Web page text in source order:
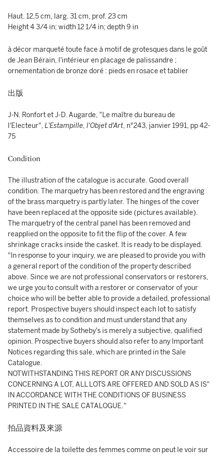
Haut. 12,5 cm, larg. 31 cm, prof. 23 cm
Height 4 3/4 in; width 12 1/4 in; depth 9 in
à décor marqueté toute face à motif de grotesques dans le goût
de Jean Bérain, l'intérieur en placage de palissandre ;
ornementation de bronze doré : pieds en rosace et tablier
出版
J-N. Ronfort et J-D. Augarde, "Le maître du bureau de
l'Electeur", L'Estampille, l'Objet d'Art, n°243, janvier 1991, pp 42-
75
Condition
The illustration of the catalogue is accurate. Good overall
condition. The marquetry has been restored and the engraving
of the brass marquetry is partly later. The hinges of the cover
have been replaced at the opposite side (pictures available).
The marquetry of the central panel has been removed and
reapplied on the opposite to fit the flip of the cover. A few
shrinkage cracks inside the casket. It is ready to be displayed.
"In response to your inquiry, we are pleased to provide you with
a general report of the condition of the property described
above. Since we are not professional conservators or restorers,
we urge you to consult with a restorer or conservator of your
choice who will be better able to provide a detailed, professional
report. Prospective buyers should inspect each lot to satisfy
themselves as to condition and must understand that any
statement made by Sotheby's is merely a subjective, qualified
opinion. Prospective buyers should also refer to any Important
Notices regarding this sale, which are printed in the Sale
Catalogue.
NOTWITHSTANDING THIS REPORT OR ANY DISCUSSIONS
CONCERNING A LOT, ALL LOTS ARE OFFERED AND SOLD AS IS"
IN ACCORDANCE WITH THE CONDITIONS OF BUSINESS
PRINTED IN THE SALE CATALOGUE."
拍品資料及來源
Accessoire de la toilette des femmes comme on peut le voir sur